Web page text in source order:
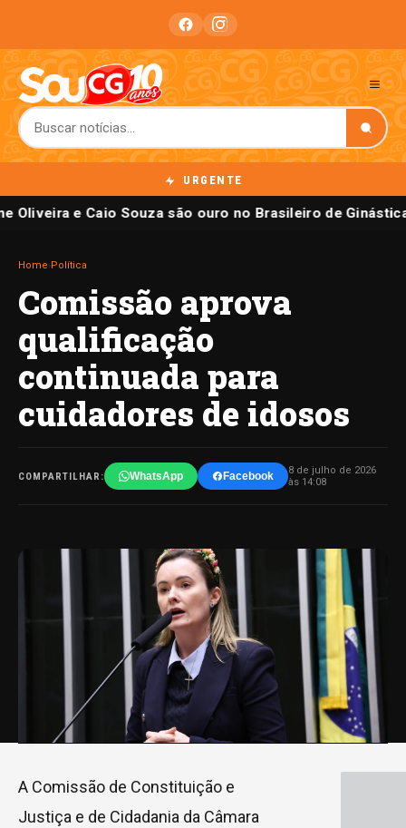
URGENTE
Oliveira e Caio Souza são ouro no Brasileiro de Ginástica
Home Política
Comissão aprova
qualificação
continuada para
cuidadores de idosos
COMPARTILHAR: WhatsApp Facebook
8 de julho de 2026
às 14:08
A Comissão de Constituição e
Justiça e de Cidadania da Câmara